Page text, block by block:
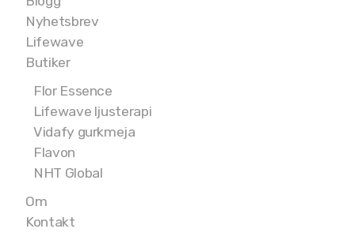
Nyhetsbrev
Lifewave
Butiker
Flor Essence
Lifewave ljusterapi
Vidafy gurkmeja
Flavon
NHT Global
Om
Kontakt